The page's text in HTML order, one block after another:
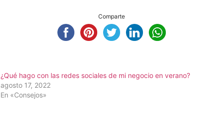
Comparte
¿Qué hago con las redes sociales de mi negocio en verano?
agosto 17, 2022
En «Consejos»